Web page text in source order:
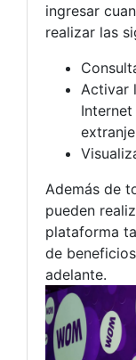
ingresar
realizar las
Activar
Además de
pueden
plataforma
de
adelante.